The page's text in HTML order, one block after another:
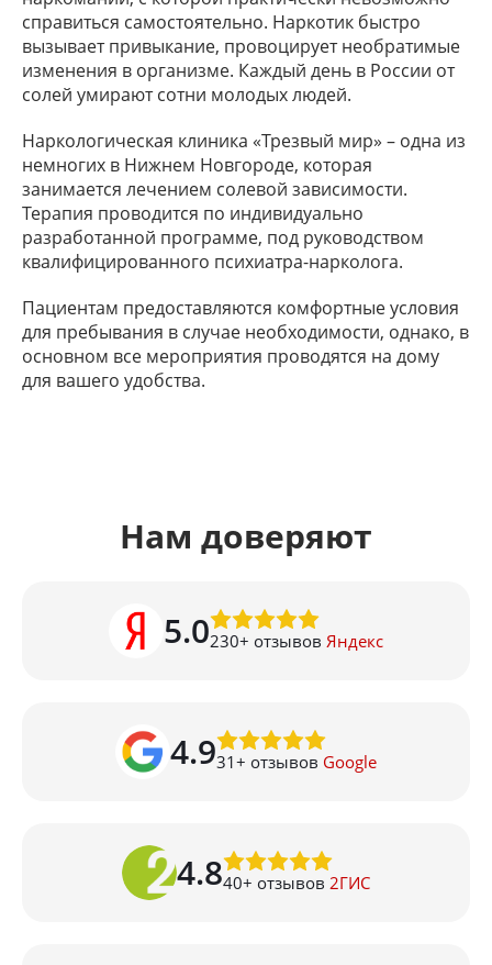
справиться самостоятельно. Наркотик быстро
вызывает привыкание, провоцирует необратимые
изменения в организме. Каждый день в России от
солей умирают сотни молодых людей.
Наркологическая клиника «Трезвый мир» – одна из
немногих в Нижнем Новгороде, которая
занимается лечением солевой зависимости.
Терапия проводится по индивидуально
разработанной программе, под руководством
квалифицированного психиатра-нарколога.
Пациентам предоставляются комфортные условия
для пребывания в случае необходимости, однако, в
основном все мероприятия проводятся на дому
для вашего удобства.
Нам доверяют
5.0230+ отзывов Яндекс
4.931+ отзывов Google
4.840+ отзывов 2ГИС